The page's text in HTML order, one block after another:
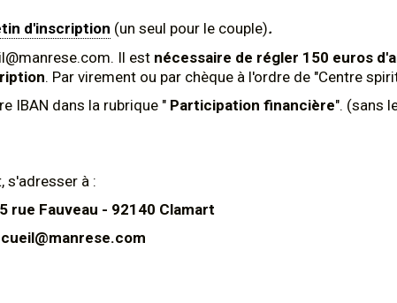
d'inscription (un seul pour le couple).
Il est nécessaire de régler 150 euros
. Par virement ou par chèque à l'ordre de "Centre
IBAN dans la rubrique " Participation financière". (sans
s'adresser à :
rue Fauveau - 92140 Clamart